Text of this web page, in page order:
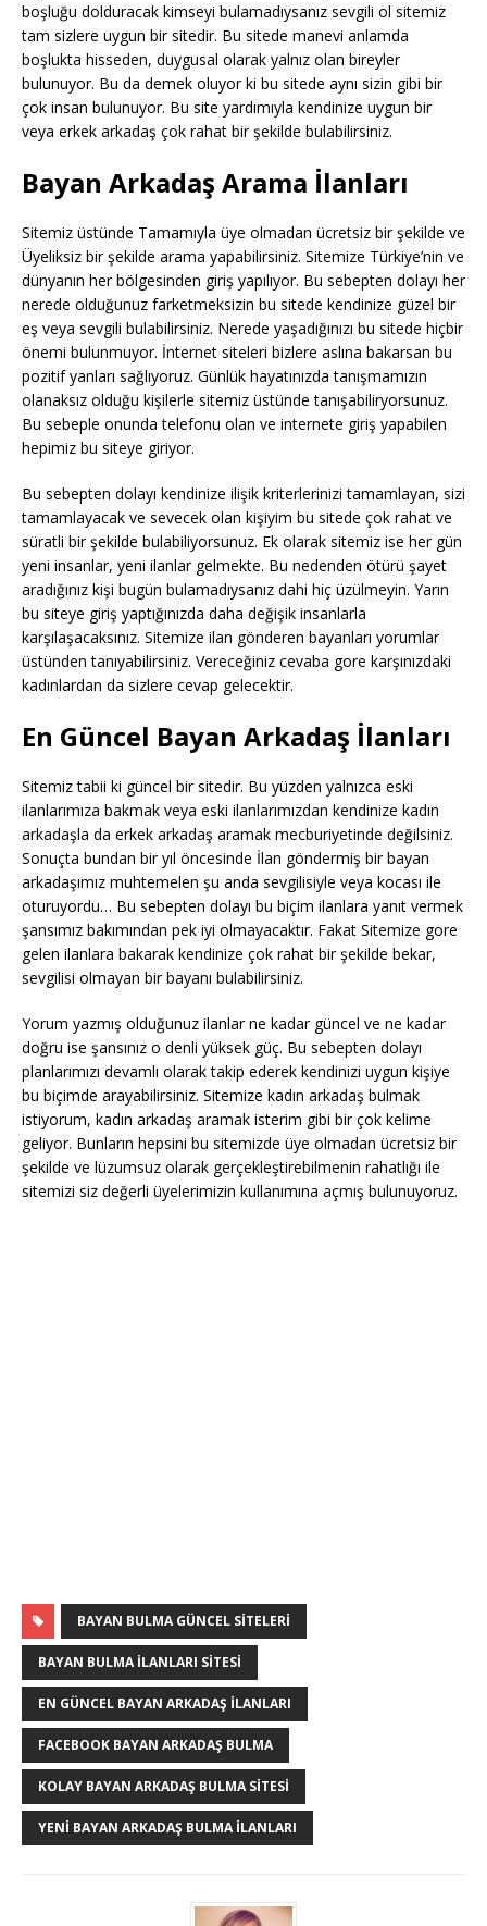
boşluğu dolduracak kimseyi bulamadıysanız sevgili ol sitemiz
tam sizlere uygun bir sitedir. Bu sitede manevi anlamda
boşlukta hisseden, duygusal olarak yalnız olan bireyler
bulunuyor. Bu da demek oluyor ki bu sitede aynı sizin gibi bir
çok insan bulunuyor. Bu site yardımıyla kendinize uygun bir
veya erkek arkadaş çok rahat bir şekilde bulabilirsiniz.
Bayan Arkadaş Arama İlanları
Sitemiz üstünde Tamamıyla üye olmadan ücretsiz bir şekilde ve
Üyeliksiz bir şekilde arama yapabilirsiniz. Sitemize Türkiye’nin ve
dünyanın her bölgesinden giriş yapılıyor. Bu sebepten dolayı her
nerede olduğunuz farketmeksizin bu sitede kendinize güzel bir
eş veya sevgili bulabilirsiniz. Nerede yaşadığınızı bu sitede hiçbir
önemi bulunmuyor. İnternet siteleri bizlere aslına bakarsan bu
pozitif yanları sağlıyoruz. Günlük hayatınızda tanışmamızın
olanaksız olduğu kişilerle sitemiz üstünde tanışabiliryorsunuz.
Bu sebeple onunda telefonu olan ve internete giriş yapabilen
hepimiz bu siteye giriyor.
Bu sebepten dolayı kendinize ilişik kriterlerinizi tamamlayan, sizi
tamamlayacak ve sevecek olan kişiyim bu sitede çok rahat ve
süratli bir şekilde bulabiliyorsunuz. Ek olarak sitemiz ise her gün
yeni insanlar, yeni ilanlar gelmekte. Bu nedenden ötürü şayet
aradığınız kişi bugün bulamadıysanız dahi hiç üzülmeyin. Yarın
bu siteye giriş yaptığınızda daha değişik insanlarla
karşılaşacaksınız. Sitemize ilan gönderen bayanları yorumlar
üstünden tanıyabilirsiniz. Vereceğiniz cevaba gore karşınızdaki
kadınlardan da sizlere cevap gelecektir.
En Güncel Bayan Arkadaş İlanları
Sitemiz tabii ki güncel bir sitedir. Bu yüzden yalnızca eski
ilanlarımıza bakmak veya eski ilanlarımızdan kendinize kadın
arkadaşla da erkek arkadaş aramak mecburiyetinde değilsiniz.
Sonuçta bundan bir yıl öncesinde İlan göndermiş bir bayan
arkadaşımız muhtemelen şu anda sevgilisiyle veya kocası ile
oturuyordu… Bu sebepten dolayı bu biçim ilanlara yanıt vermek
şansımız bakımından pek iyi olmayacaktır. Fakat Sitemize gore
gelen ilanlara bakarak kendinize çok rahat bir şekilde bekar,
sevgilisi olmayan bir bayanı bulabilirsiniz.
Yorum yazmış olduğunuz ilanlar ne kadar güncel ve ne kadar
doğru ise şansınız o denli yüksek güç. Bu sebepten dolayı
planlarımızı devamlı olarak takip ederek kendinizi uygun kişiye
bu biçimde arayabilirsiniz. Sitemize kadın arkadaş bulmak
istiyorum, kadın arkadaş aramak isterim gibi bir çok kelime
geliyor. Bunların hepsini bu sitemizde üye olmadan ücretsiz bir
şekilde ve lüzumsuz olarak gerçekleştirebilmenin rahatlığı ile
sitemizi siz değerli üyelerimizin kullanımına açmış bulunuyoruz.
BAYAN BULMA GÜNCEL SITELERI
BAYAN BULMA İLANLARI SITESI
EN GÜNCEL BAYAN ARKADAŞ İLANLARI
FACEBOOK BAYAN ARKADAŞ BULMA
KOLAY BAYAN ARKADAŞ BULMA SITESI
YENI BAYAN ARKADAŞ BULMA İLANLARI